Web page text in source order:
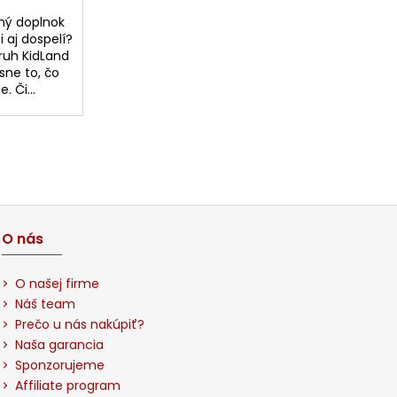
doplnok
aj dospelí?
KidLand
to, čo
Či...
O nás
O našej firme
Náš team
Prečo u nás nakúpiť?
Naša garancia
Sponzorujeme
Affiliate program